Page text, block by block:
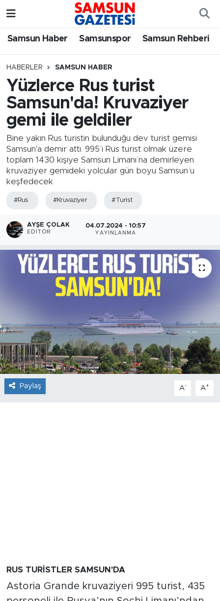
Samsun Haber Samsunspor Samsun Rehberi
HABERLER SAMSUN HABER
Yüzlerce Rus turist
Samsun'da! Kruvaziyer
gemi ile geldiler
Bine yakın Rus turistin bulunduğu dev turist gemisi
Samsun'a demir attı. 995’i Rus turist olmak üzere
toplam 1430 kişiye Samsun Limanı’na demirleyen
kruvaziyer gemideki yolcular gün boyu Samsun’u
keşfedecek.
#Rus #Kruvaziyer #Turist
AYŞE ÇOLAK
EDITÖR
04.07.2024 - 10:57
YAYINLANMA
Paylaş A- A+
RUS TURİSTLER SAMSUN'DA
Astoria Grande kruvaziyeri 995 turist, 435
Samsun Haber
Samsun Rehberi
Resmi İlanlar
Samsun Nöbetçi Eczaneler
SAMSUN Namaz Vakitleri
Samsun Trafik Yoğunluk Haritası
Süper Lig Puan Durumu ve Fikstür
Tüm Manşetler